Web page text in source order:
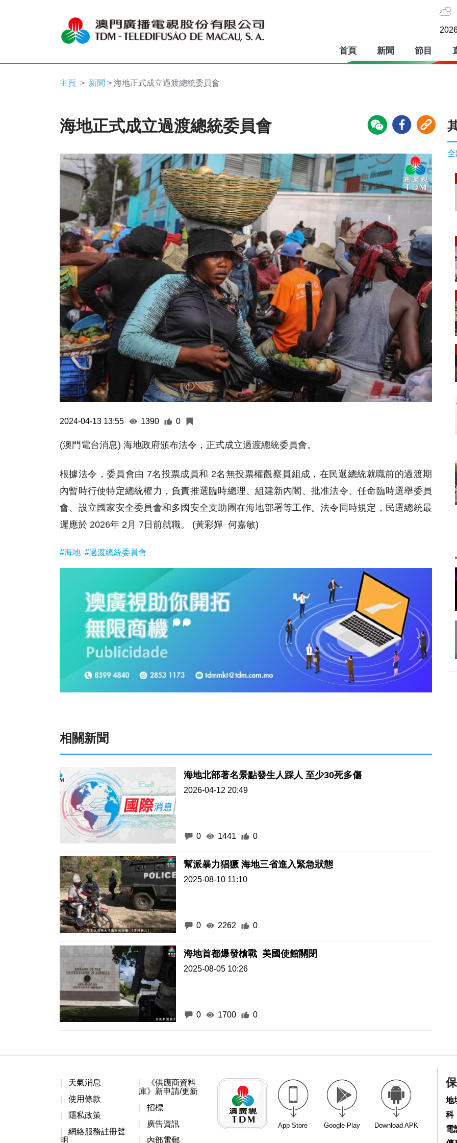
首頁 新聞 節目
主頁 新聞 > 海地正式成立過渡總統委員會
海地正式成立過渡總統委員會
2024-04-13 13:55 1390 0
(澳門電台消息) 海地政府頒布法令，正式成立過渡總統委員會。
根據法令，委員會由 7名投票成員和 2名無投票權觀察員組成，在民選總統就職前的過渡期
內暫時行使特定總統權力，負責推選臨時總理、組建新內閣、批准法令、任命臨時選舉委員
會、設立國家安全委員會和多國安全支助團在海地部署等工作。法令同時規定，民選總統最
遲應於 2026年 2月 7日前就職。 (黃彩嬋 何嘉敏)
#海地 #過渡總統委員會
相關新聞
海地北部著名景點發生人踩人 至少30死多傷
2026-04-12 20:49
0 1441 0
幫派暴力猖獗 海地三省進入緊急狀態
2025-08-10 11:10
0 2262 0
海地首都爆發槍戰 美國使館關閉
2025-08-05 10:26
0 1700 0
全
天氣消息
使用條款
隱私政策
網絡服務註冊聲
明
《供應商資料
庫》新申請/更新
招標
廣告資訊
內部電郵
App Store Google Play Download APK
地
科
電